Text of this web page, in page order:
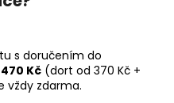
s doručením do
470 Kč (dort od 370 Kč +
vždy zdarma.